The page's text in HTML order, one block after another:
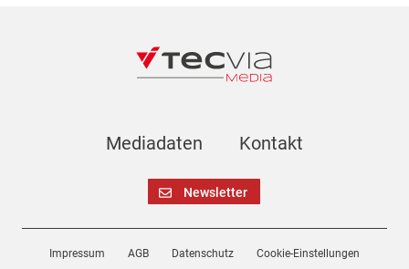
Mediadaten Kontakt
Newsletter
Impressum AGB Datenschutz Cookie-Einstellungen